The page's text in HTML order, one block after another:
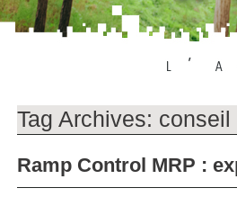
Tag Archives: conseil
Ramp Control MRP :